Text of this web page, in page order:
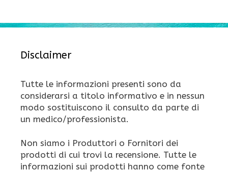
Disclaimer
Tutte le informazioni presenti sono da
considerarsi a titolo informativo e in nessun
modo sostituiscono il consulto da parte di
un medico/professionista.
Non siamo i Produttori o Fornitori dei
prodotti di cui trovi la recensione. Tutte le
informazioni sui prodotti hanno come fonte